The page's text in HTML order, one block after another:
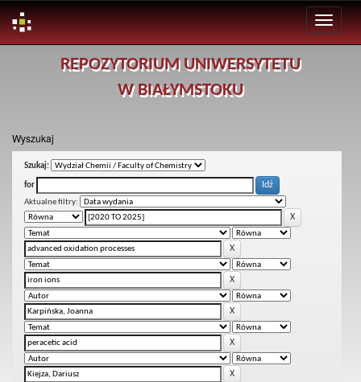
REPOZYTORIUM UNIWERSYTETU
W BIAŁYMSTOKU
Wyszukaj
Szukaj:
for
Aktualne filtry: